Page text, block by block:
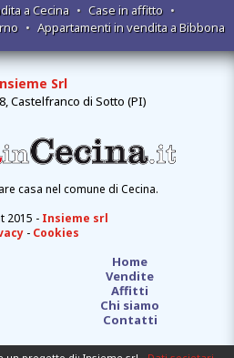
a Cecina • Case in affitto •
• Appartamenti in vendita a Bibbona
Srl
Castelfranco di Sotto (PI)
casa nel comune di Cecina.
2015 - Insieme srl
- Cookies
Home
Vendite
Affitti
Chi siamo
Contatti